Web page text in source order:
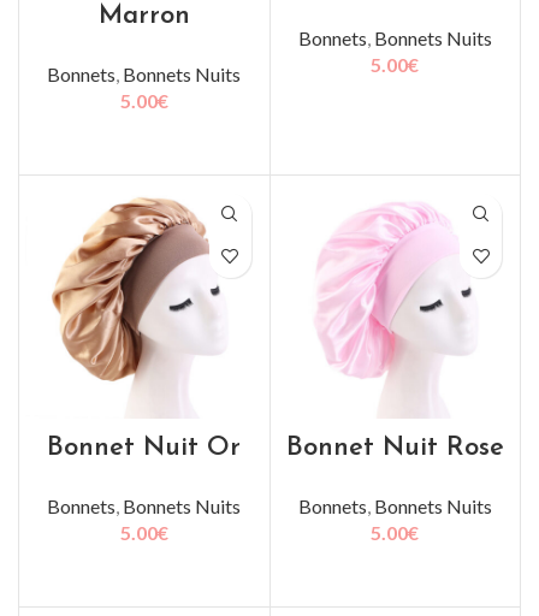
Marron
Bonnets Bonnets Nuits
5.00€
Bonnets Bonnets Nuits
5.00€
Bonnet Nuit Or
Bonnets, Bonnets Nuits
5.00€
Bonnet Nuit Rose
Bonnets, Bonnets Nuits
5.00€